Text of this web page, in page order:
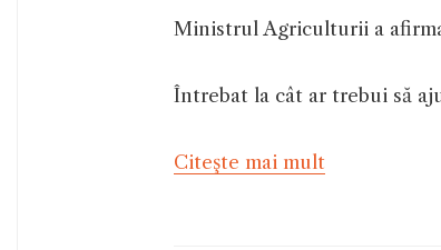
Ministrul Agriculturii a
Întrebat la cât ar trebui să
Citeşte mai mult